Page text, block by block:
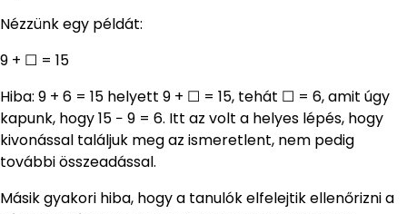
Nézzünk egy példát:
9 + ☐ = 15
Hiba: 9 + 6 = 15 helyett 9 + ☐ = 15, tehát ☐ = 6, amit úgy
kapunk, hogy 15 − 9 = 6. Itt az volt a helyes lépés, hogy
kivonással találjuk meg az ismeretlent, nem pedig
további összeadással.
Másik gyakori hiba, hogy a tanulók elfelejtik ellenőrizni a